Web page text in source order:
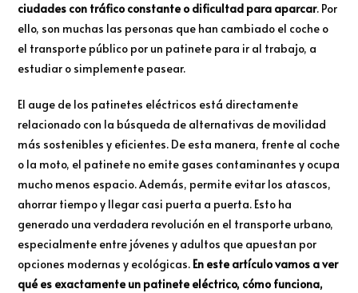
ciudades con tráfico constante o dificultad para aparcar. Por
ello, son muchas las personas que han cambiado el coche o
el transporte público por un patinete para ir al trabajo, a
estudiar o simplemente pasear.
El auge de los patinetes eléctricos está directamente
relacionado con la búsqueda de alternativas de movilidad
más sostenibles y eficientes. De esta manera, frente al coche
o la moto, el patinete no emite gases contaminantes y ocupa
mucho menos espacio. Además, permite evitar los atascos,
ahorrar tiempo y llegar casi puerta a puerta. Esto ha
generado una verdadera revolución en el transporte urbano,
especialmente entre jóvenes y adultos que apuestan por
opciones modernas y ecológicas. En este artículo vamos a ver
qué es exactamente un patinete eléctrico, cómo funciona,